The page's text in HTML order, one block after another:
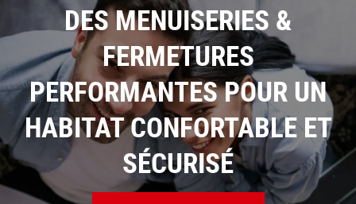
DES MENUISERIES &
FERMETURES
PERFORMANTES POUR UN
HABITAT CONFORTABLE ET
SÉCURISÉ